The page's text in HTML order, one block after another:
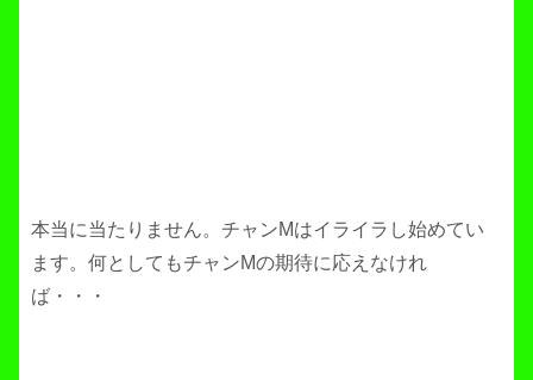
本当に当たりません。チャンMはイライラし始めてい
ます。何としてもチャンMの期待に応えなけれ
ば・・・